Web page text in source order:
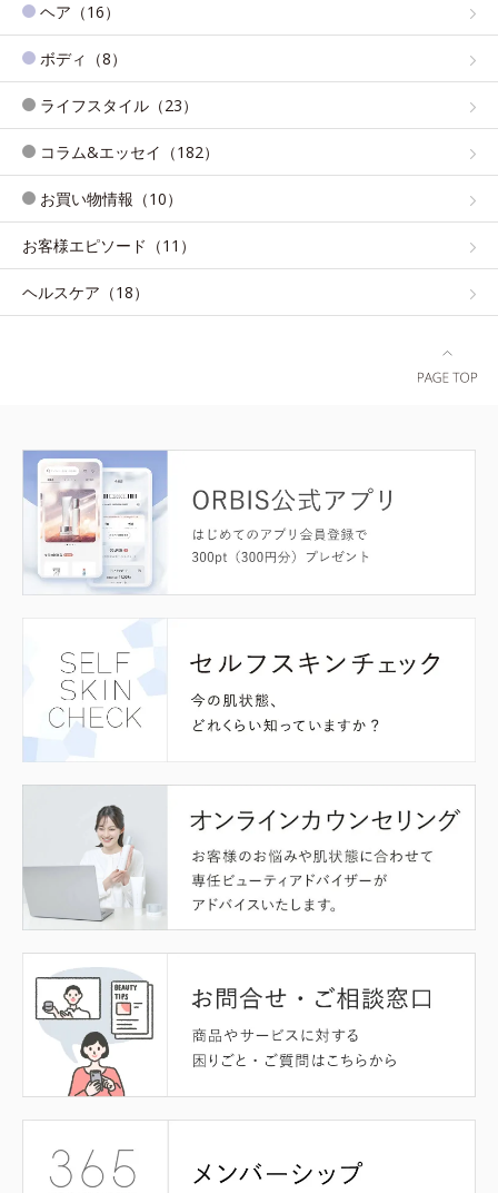
ヘア（16）
ボディ（8）
ライフスタイル（23）
コラム&エッセイ（182）
お買い物情報（10）
お客様エピソード（11）
ヘルスケア（18）